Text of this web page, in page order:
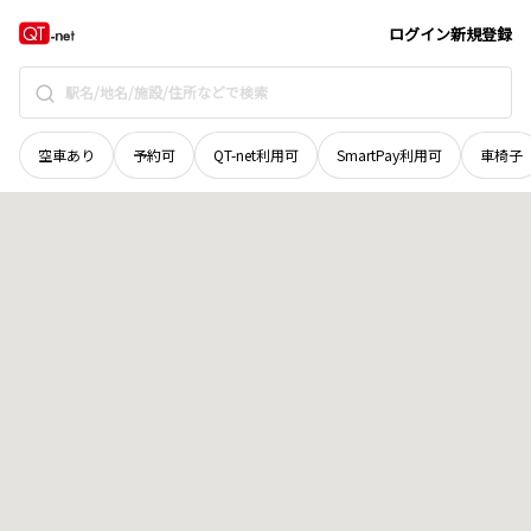
ログイン新規登録
空車あり 予約可 QT-net利用可 SmartPay利用可 車椅子
山梨県